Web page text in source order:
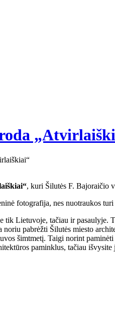
, kuri Šilutės F. Bajoraičio
fotografija, nes nuotraukos
tik Lietuvoje, tačiau ir
pabrėžti Šilutės miesto
šimtmetį. Taigi norint
paminklus, tačiau